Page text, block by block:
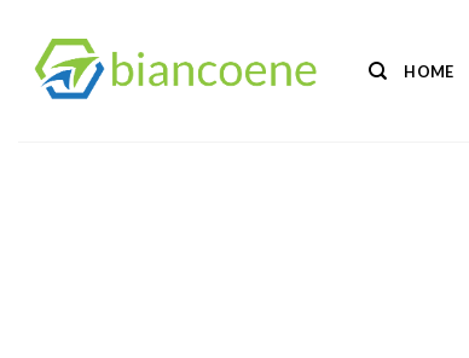
contenuti
HOME